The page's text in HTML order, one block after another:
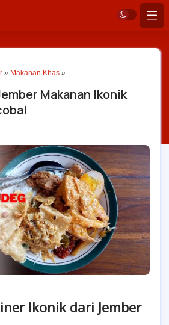
» Makanan Khas »
Makanan Ikonik
Ikonik dari Jember